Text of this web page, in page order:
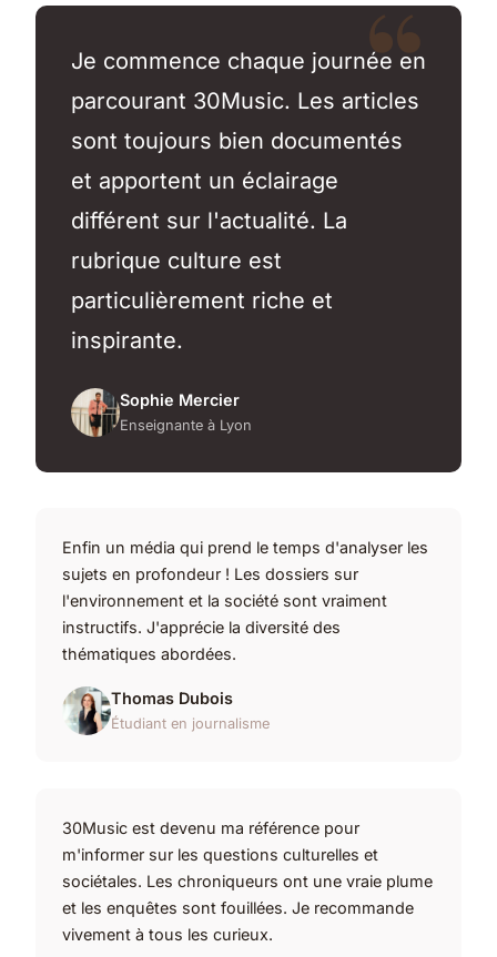
Je commence chaque journée en
parcourant 30Music. Les articles
sont toujours bien documentés
et apportent un éclairage
différent sur l'actualité. La
rubrique culture est
particulièrement riche et
inspirante.
Sophie Mercier
Enseignante à Lyon
Enfin un média qui prend le temps d'analyser les
sujets en profondeur ! Les dossiers sur
l'environnement et la société sont vraiment
instructifs. J'apprécie la diversité des
thématiques abordées.
Thomas Dubois
Étudiant en journalisme
30Music est devenu ma référence pour
m'informer sur les questions culturelles et
sociétales. Les chroniqueurs ont une vraie plume
et les enquêtes sont fouillées. Je recommande
vivement à tous les curieux.